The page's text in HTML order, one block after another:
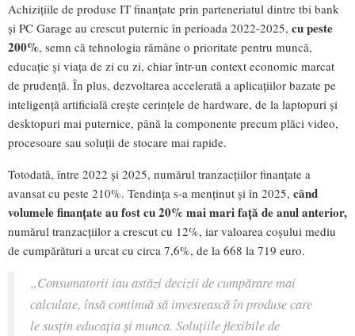
Achizițiile de produse IT finanțate prin parteneriatul dintre tbi bank
și PC Garage au crescut puternic în perioada 2022-2025, cu peste
200%, semn că tehnologia rămâne o prioritate pentru muncă,
educație și viața de zi cu zi, chiar într-un context economic marcat
de prudență. În plus, dezvoltarea accelerată a aplicațiilor bazate pe
inteligență artificială crește cerințele de hardware, de la laptopuri și
desktopuri mai puternice, până la componente precum plăci video,
procesoare sau soluții de stocare mai rapide.
Totodată, între 2022 și 2025, numărul tranzacțiilor finanțate a
avansat cu peste 210%. Tendința s-a menținut și în 2025, când
volumele finanțate au fost cu 20% mai mari față de anul anterior,
numărul tranzacțiilor a crescut cu 12%, iar valoarea coșului mediu
de cumpărături a urcat cu circa 7,6%, de la 668 la 719 euro.
„Consumatorii iau astăzi decizii de cumpărare mai
calculate, însă continuă să investească în produse care
le susțin educația și munca. Soluțiile flexibile de